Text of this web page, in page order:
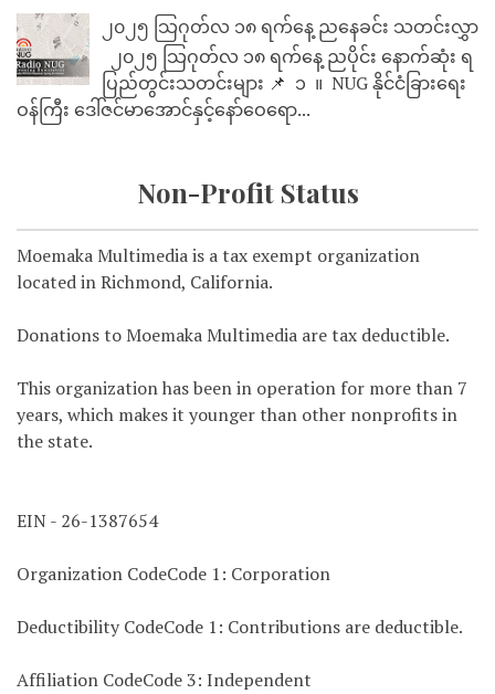
၂၀၂၅ သြဂုတ်လ ၁၈ ရက်နေ့ ညနေခင်း သတင်းလွှာ
၂၀၂၅ သြဂုတ်လ ၁၈ ရက်နေ့ ညပိုင်း နောက်ဆုံး ရ
ပြည်တွင်းသတင်းများ 📌 ⁨⁨⁨⁨ ၁ ⁨ ။ ⁨ NUG နိုင်ငံခြားရေး
ဝန်ကြီး ဒေါ်ဇင်မာအောင်နှင့်နော်ဝေရော...
Non-Profit Status
Moemaka Multimedia is a tax exempt organization
located in Richmond, California.
Donations to Moemaka Multimedia are tax deductible.
This organization has been in operation for more than 7
years, which makes it younger than other nonprofits in
the state.
EIN - 26-1387654
Organization CodeCode 1: Corporation
Deductibility CodeCode 1: Contributions are deductible.
Affiliation CodeCode 3: Independent